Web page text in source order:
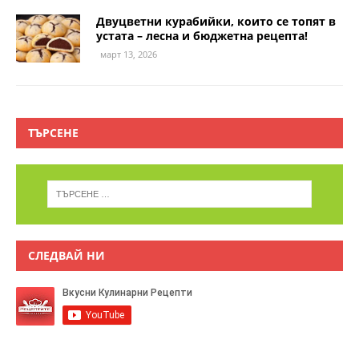
Двуцветни курабийки, които се топят в
устата – лесна и бюджетна рецепта!
март 13, 2026
ТЪРСЕНЕ
СЛЕДВАЙ НИ